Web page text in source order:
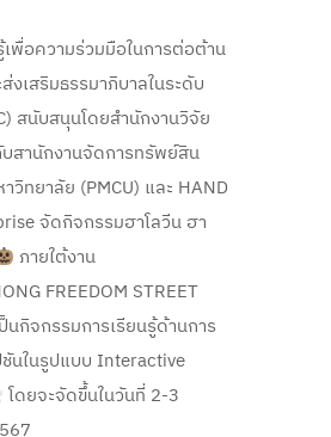
พื่อความร่วมมือในการต่อต้าน
งเสริมธรรมาภิบาลในระดับ
สนับสนุนโดยสำนักงานวิจัย
สานักงานจัดการทรัพย์สิน
ทยาลัย (PMCU) และ HAND
จัดกิจกรรมฮาโลวีน ฮา
ภายใต้งาน
FREEDOM STREET
นกิจกรรมการเรียนรู้ด้านการ
นในรูปแบบ Interactive
โดยจะจัดขึ้นในวันที่ 2-3